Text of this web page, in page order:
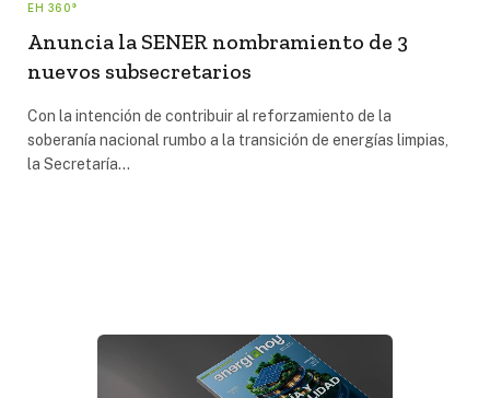
EH 360°
Anuncia la SENER nombramiento de 3
nuevos subsecretarios
Con la intención de contribuir al reforzamiento de la
soberanía nacional rumbo a la transición de energías limpias,
la Secretaría…